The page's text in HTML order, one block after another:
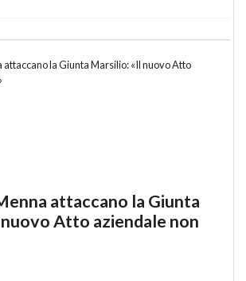
attaccano la Giunta
Atto aziendale non